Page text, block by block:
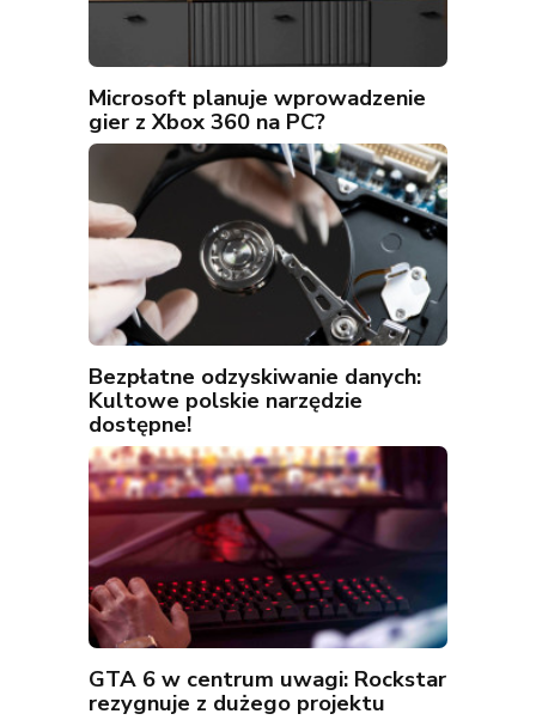
Microsoft planuje wprowadzenie
gier z Xbox 360 na PC?
Bezpłatne odzyskiwanie danych:
Kultowe polskie narzędzie
dostępne!
GTA 6 w centrum uwagi: Rockstar
rezygnuje z dużego projektu